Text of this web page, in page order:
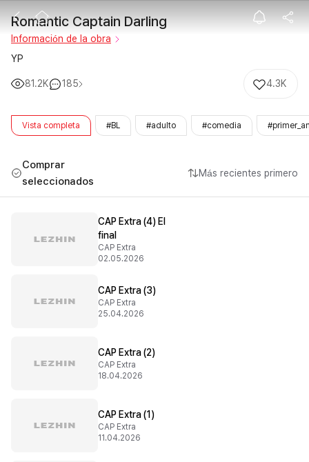
Romantic
Romantic Captain Darling
Información de la obra
YP
81.2K 185 4.3K
Vista completa #BL #adulto #comedia
Comprar
seleccionados
Más recientes primero
CAP Extra (4) El
final
CAP Extra
02.05.2026
CAP Extra (3)
CAP Extra
25.04.2026
CAP Extra (2)
CAP Extra
18.04.2026
CAP Extra (1)
CAP Extra
11.04.2026